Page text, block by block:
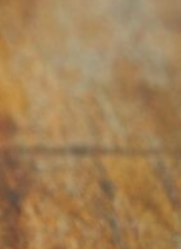
無料体験
コミット